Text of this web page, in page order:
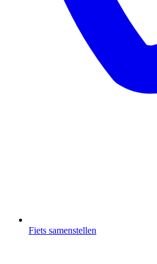
Fiets samenstellen